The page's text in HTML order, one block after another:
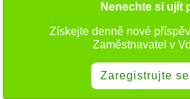
Nenechte si ujít
Získejte denně nové
Zaměstnavatel v
Zaregistrujte